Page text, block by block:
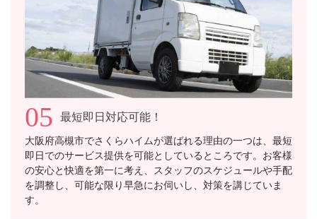
05 最短即日対応可能！
大阪府高槻市でさくらハイムが選ばれる理由の一つは、最短
即日でのサービス提供を可能としているところです。お客様
の安心と快適を第一に考え、スタッフのスケジュールや手配
を調整し、可能な限り早急にお伺いし、対策を講じていま
す。